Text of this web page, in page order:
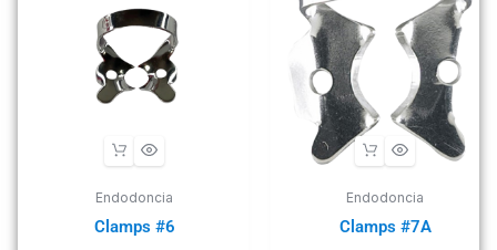
Endodoncia
Clamps #6
Endodoncia
Clamps #7A